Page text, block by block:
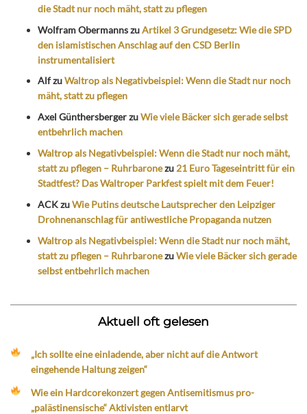
die Stadt nur noch mäht, statt zu pflegen
Wolfram ObermannszuArtikel 3 Grundgesetz: Wie die SPD
den islamistischen Anschlag auf den CSD Berlin
instrumentalisiert
AlfzuWaltrop als Negativbeispiel: Wenn die Stadt nur noch
mäht, statt zu pflegen
Axel GünthersbergerzuWie viele Bäcker sich gerade selbst
entbehrlich machen
Waltrop als Negativbeispiel: Wenn die Stadt nur noch mäht,
statt zu pflegen – Ruhrbaronezu 21 Euro Tageseintritt für ein
Stadtfest? Das Waltroper Parkfest spielt mit dem Feuer!
ACKzuWie Putins deutsche Lautsprecher den Leipziger
Drohnenanschlag für antiwestliche Propaganda nutzen
Waltrop als Negativbeispiel: Wenn die Stadt nur noch mäht,
statt zu pflegen – RuhrbaronezuWie viele Bäcker sich gerade
selbst entbehrlich machen
Aktuell oft gelesen
„Ich sollte eine einladende, aber nicht auf die Antwort
eingehende Haltung zeigen“
Wie ein Hardcorekonzert gegen Antisemitismus pro-
„palästinensische“ Aktivisten entlarvt